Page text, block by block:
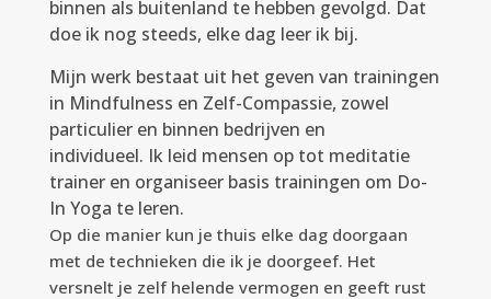
binnen als buitenland te hebben gevolgd. Dat
doe ik nog steeds, elke dag leer ik bij.
Mijn werk bestaat uit het geven van trainingen
in Mindfulness en Zelf-Compassie, zowel
particulier en binnen bedrijven en
individueel. Ik leid mensen op tot meditatie
trainer en organiseer basis trainingen om Do-
In Yoga te leren.
Op die manier kun je thuis elke dag doorgaan
met de technieken die ik je doorgeef. Het
versnelt je zelf helende vermogen en geeft rust